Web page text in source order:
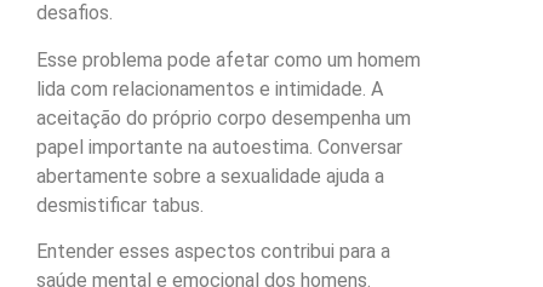
desafios.
Esse problema pode afetar como um homem
lida com relacionamentos e intimidade. A
aceitação do próprio corpo desempenha um
papel importante na autoestima. Conversar
abertamente sobre a sexualidade ajuda a
desmistificar tabus.
Entender esses aspectos contribui para a
saúde mental e emocional dos homens.